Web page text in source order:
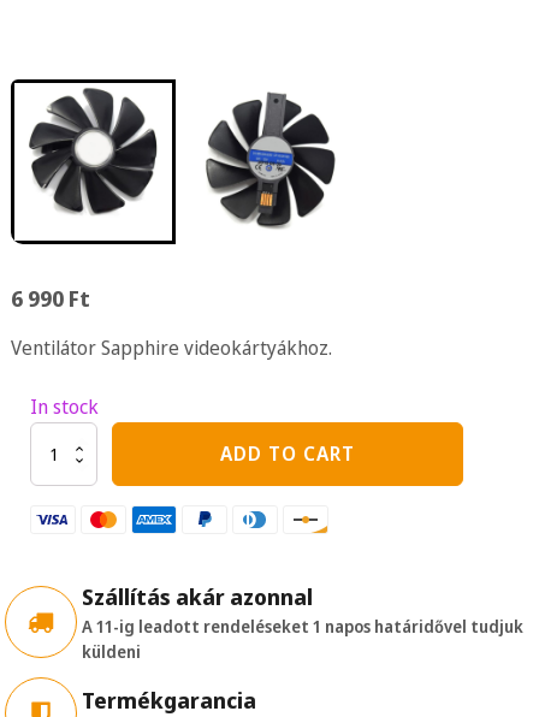
6 990 Ft
Ventilátor Sapphire videokártyákhoz.
In stock
CF1015H12D
videokártya
ventilátor
ADD TO CART
Szállítás akár azonnal
A 11-ig leadott rendeléseket 1 napos határidővel tudjuk
küldeni
Termékgarancia